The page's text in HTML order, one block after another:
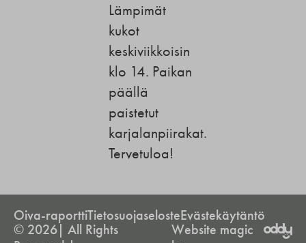
Lämpimät
kukot
keskiviikkoisin
klo 14. Paikan
päällä
paistetut
karjalanpiirakat.
Tervetuloa!
Oiva-raporttiTietosuojaselosteEvästekäytäntö
© 2026| All Rights
Website magic